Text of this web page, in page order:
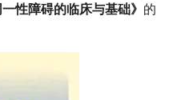
一性障碍的临床与基础》 的